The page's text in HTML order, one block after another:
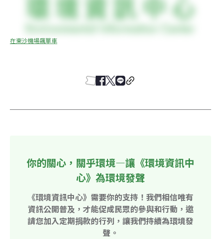
在東沙機場飆單車
你的關心，關乎環境—讓《環境資訊中
心》為環境發聲
《環境資訊中心》需要你的支持！我們相信唯有
資訊公開普及，才能促成民眾的參與和行動，邀
請您加入定期捐款的行列，讓我們持續為環境發
聲。